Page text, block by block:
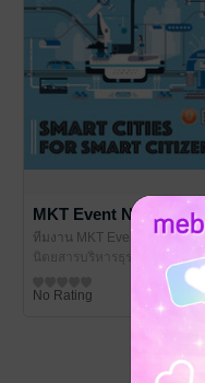
MKT Event No. 32
ทีมงาน MKT Event
/ บริษัท ทีม
ไทเกอร์ส จำกัด
นิตยสารบริหารธุรกิจ
No Rating